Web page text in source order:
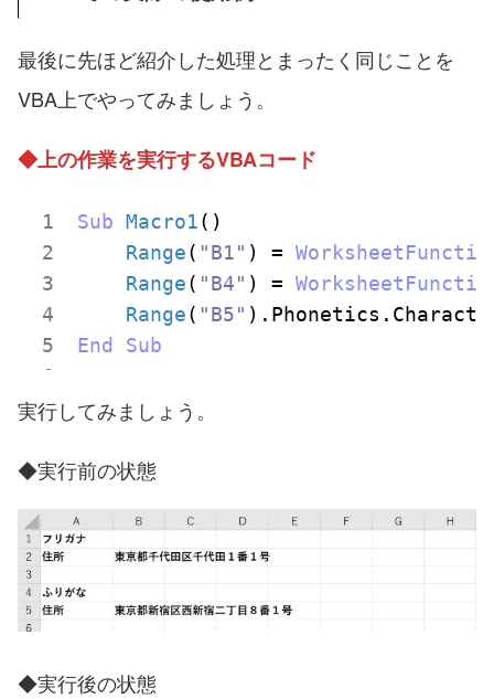
最後に先ほど紹介した処理とまったく同じことを
VBA上でやってみましょう。
◆上の作業を実行するVBAコード
Sub Macro1()
Range( "B1" ) =
Range( "B4" ) =
Range( "B5"
End
Sub
実行してみましょう。
◆実行前の状態
◆実行後の状態